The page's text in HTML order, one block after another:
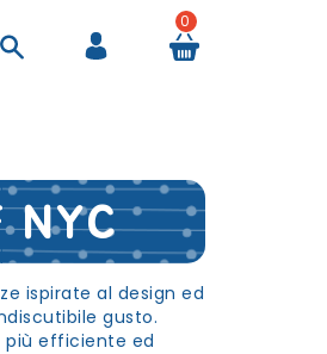
0
NYC
ispirate al design ed
gusto.
più efficiente ed